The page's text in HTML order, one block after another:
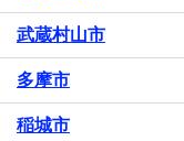
武蔵村山市
多摩市
稲城市